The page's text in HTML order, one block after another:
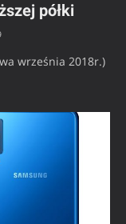
półki
września 2018r.)